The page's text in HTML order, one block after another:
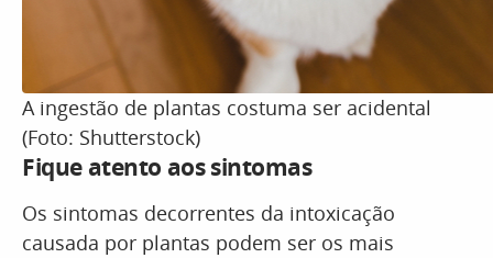
A ingestão de plantas costuma ser acidental
(Foto: Shutterstock)
Fique atento aos sintomas
Os sintomas decorrentes da intoxicação
causada por plantas podem ser os mais